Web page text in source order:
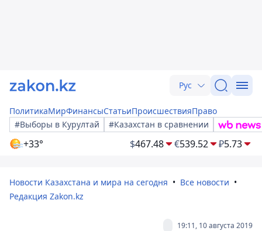
Рус
ПолитикаМирФинансыСтатьиПроисшествияПраво
#Выборы в Курултай
#Казахстан в сравнении
+33° $467.48 €539.52 ₽5.73
Новости Казахстана и мира на сегодня
Все новости
Редакция Zakon.kz
19:11, 10 августа 2019